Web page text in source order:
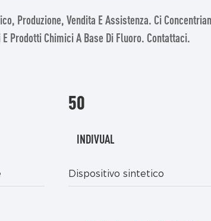
Produzione, Vendita E Assistenza. Ci
Prodotti Chimici A Base Di Fluoro. Contattaci.
50
INDIVUAL
Dispositivo sintetico